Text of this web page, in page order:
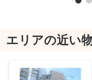
エリアの近い